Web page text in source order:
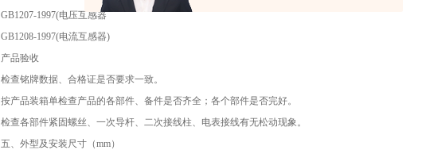
GB1207-1997(电压互感器
GB1208-1997(电流互感器)
产品验收
检查铭牌数据、合格证是否要求一致。
按产品装箱单检查产品的各部件、备件是否齐全；各个部件是否完好。
检查各部件紧固螺丝、一次导杆、二次接线柱、电表接线有无松动现象。
五、外型及安装尺寸（mm）